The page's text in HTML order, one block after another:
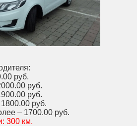
руб.
руб.
руб.
1800.00 руб.
– 1700.00 руб.
300 км.